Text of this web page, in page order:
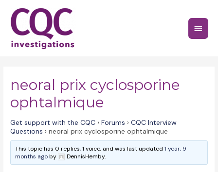
content
Main
neoral prix cyclosporine
ophtalmique
Get support with the CQC › Forums › CQC Interview
Questions › neoral prix cyclosporine ophtalmique
This topic has 0 replies, 1 voice, and was last updated1 year, 9
months agoby DennisHemby.